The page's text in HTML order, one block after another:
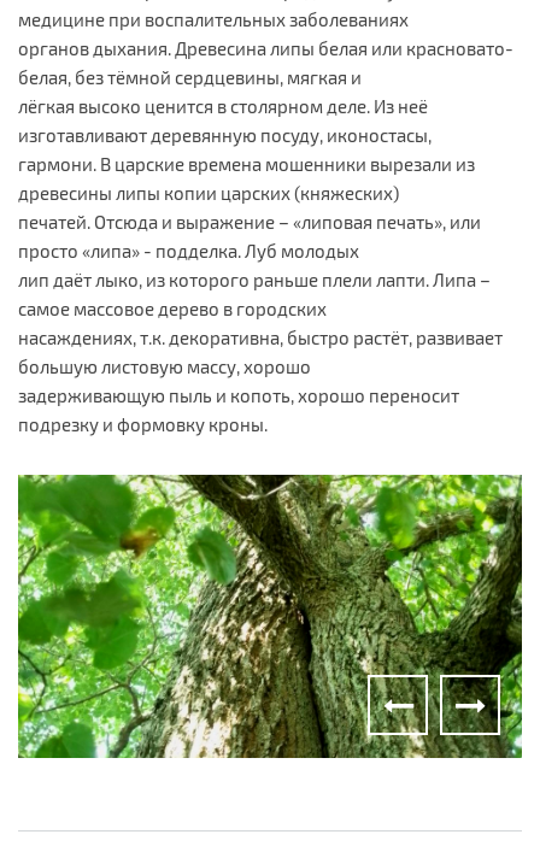
медицине при воспалительных заболеваниях
органов дыхания. Древесина липы белая или красновато-
белая, без тёмной сердцевины, мягкая и
лёгкая высоко ценится в столярном деле. Из неё
изготавливают деревянную посуду, иконостасы,
гармони. В царские времена мошенники вырезали из
древесины липы копии царских (княжеских)
печатей. Отсюда и выражение – «липовая печать», или
просто «липа» - подделка. Луб молодых
лип даёт лыко, из которого раньше плели лапти. Липа –
самое массовое дерево в городских
насаждениях, т.к. декоративна, быстро растёт, развивает
большую листовую массу, хорошо
задерживающую пыль и копоть, хорошо переносит
подрезку и формовку кроны.